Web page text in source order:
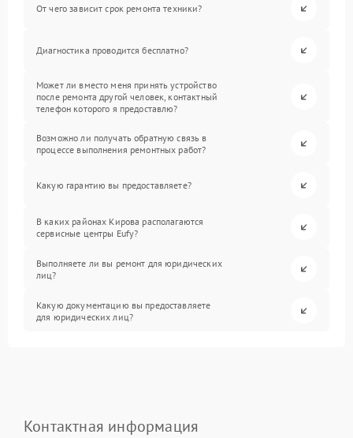
От чего зависит срок ремонта техники?
Диагностика проводится бесплатно?
Может ли вместо меня принять устройство
после ремонта другой человек, контактный
телефон которого я предоставлю?
Возможно ли получать обратную связь в
процессе выполнения ремонтных работ?
Какую гарантию вы предоставляете?
В каких районах Кирова располагаются
сервисные центры Eufy?
Выполняете ли вы ремонт для юридических
лиц?
Какую документацию вы предоставляете
для юридических лиц?
Контактная информация